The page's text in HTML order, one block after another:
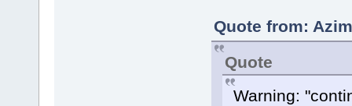
Quote from:
Quote
Warning: